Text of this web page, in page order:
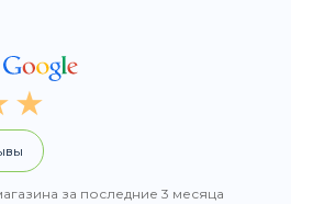
за последние 3 месяца